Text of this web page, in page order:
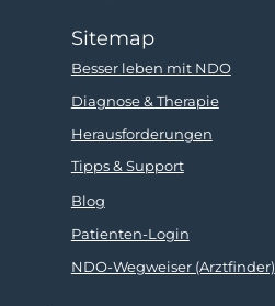
Sitemap
Besser leben mit NDO
Diagnose & Therapie
Herausforderungen
Tipps & Support
Blog
Patienten-Login
NDO-Wegweiser (Arztfinder)